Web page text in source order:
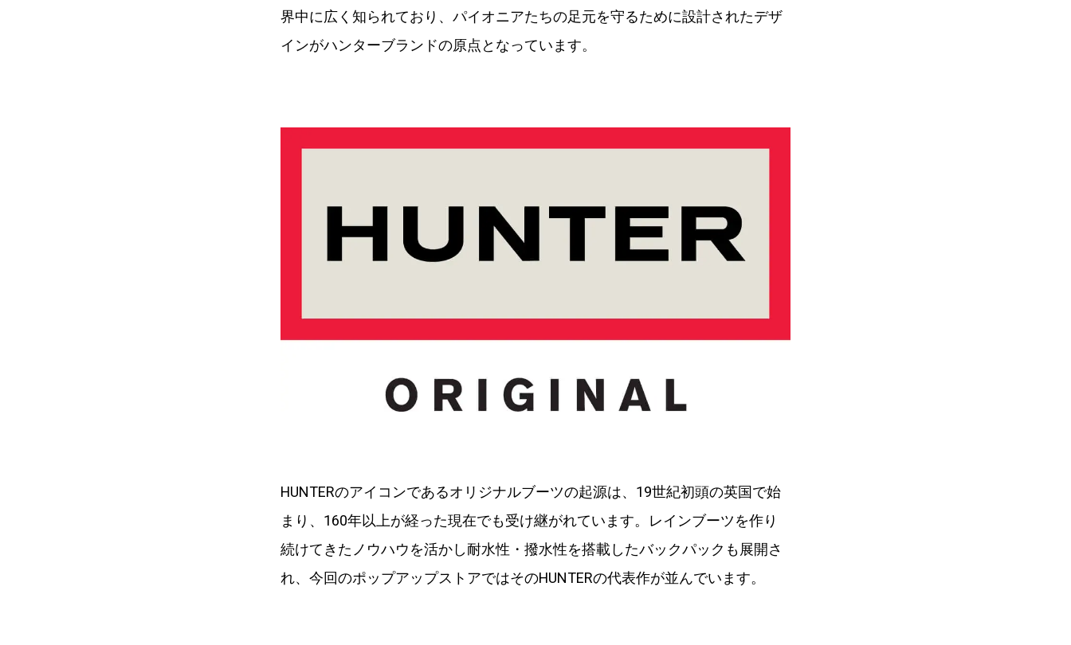
界中に広く知られており、パイオニアたちの足元を守るために設計されたデザ
インがハンターブランドの原点となっています。
HUNTERのアイコンであるオリジナルブーツの起源は、19世紀初頭の英国で始
まり、160年以上が経った現在でも受け継がれています。レインブーツを作り
続けてきたノウハウを活かし耐水性・撥水性を搭載したバックパックも展開さ
れ、今回のポップアップストアではそのHUNTERの代表作が並んでいます。